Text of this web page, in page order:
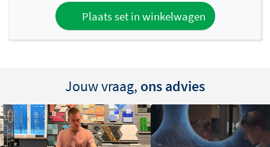
Plaats set in winkelwagen
Jouw vraag, ons advies